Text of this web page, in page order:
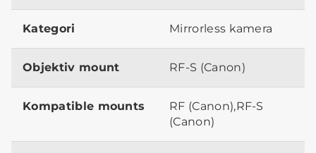
Kategori Mirrorless kamera
Objektiv mount RF-S (Canon)
Kompatible mounts
RF (Canon),RF-S
(Canon)